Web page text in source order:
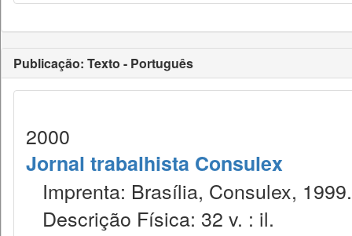
Publicação: Texto - Português
2000
Jornal trabalhista Consulex
Imprenta: Brasília, Consulex, 1999.
Descrição Física: 32 v. : il.